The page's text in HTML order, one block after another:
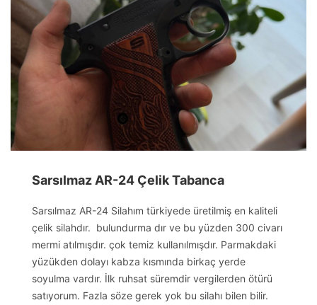
Sarsılmaz AR-24 Çelik Tabanca
Sarsılmaz AR-24 Silahım türkiyede üretilmiş en kaliteli
çelik silahdır. bulundurma dır ve bu yüzden 300 civarı
mermi atılmışdır. çok temiz kullanılmışdır. Parmakdaki
yüzükden dolayı kabza kısmında birkaç yerde
soyulma vardır. İlk ruhsat süremdir vergilerden ötürü
satıyorum. Fazla söze gerek yok bu silahı bilen bilir.